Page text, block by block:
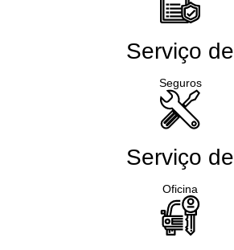
Serviço de
Seguros
Serviço de
Oficina